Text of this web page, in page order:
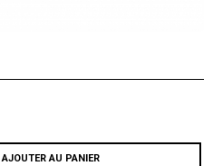
AJOUTER AU PANIER